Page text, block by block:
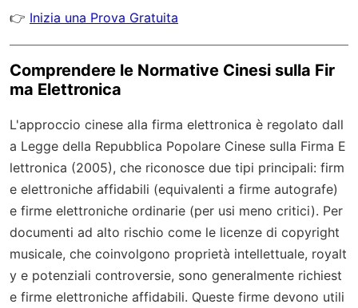
👉 Inizia una Prova Gratuita
Comprendere le Normative Cinesi sulla Fir
ma Elettronica
L'approccio cinese alla firma elettronica è regolato dall
a Legge della Repubblica Popolare Cinese sulla Firma E
lettronica (2005), che riconosce due tipi principali: firm
e elettroniche affidabili (equivalenti a firme autografe)
e firme elettroniche ordinarie (per usi meno critici). Per
documenti ad alto rischio come le licenze di copyright
musicale, che coinvolgono proprietà intellettuale, royalt
y e potenziali controversie, sono generalmente richiest
e firme elettroniche affidabili. Queste firme devono utili